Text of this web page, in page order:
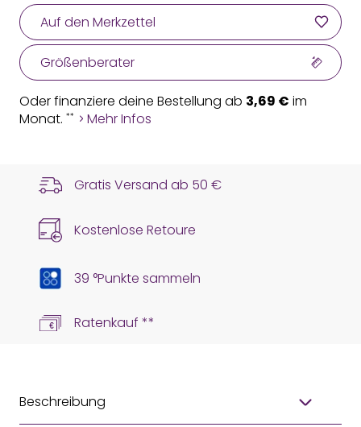
Auf den Merkzettel
Größenberater
Oder finanziere deine Bestellung ab 3,69 € im
Monat. ** Mehr Infos
Gratis Versand ab 50 €
Kostenlose Retoure
39 °Punkte sammeln
Ratenkauf **
Beschreibung